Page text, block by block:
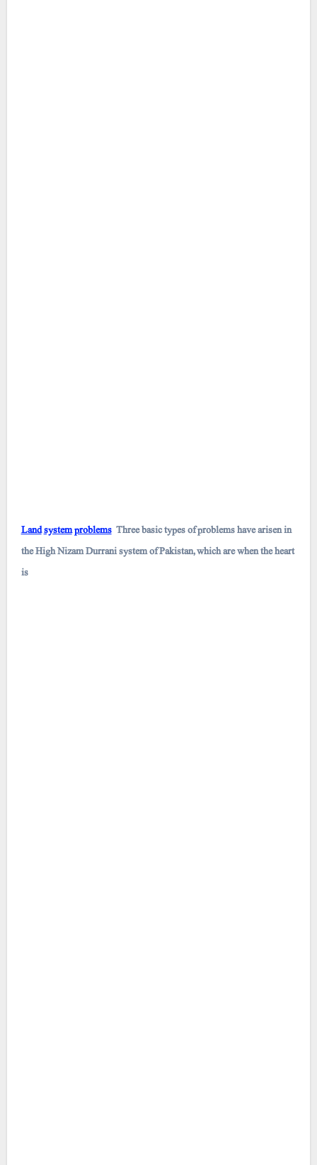
LandsystemproblemsThree basic types of problems have arisen in
the High Nizam Durrani system of Pakistan, which are when the heart
is